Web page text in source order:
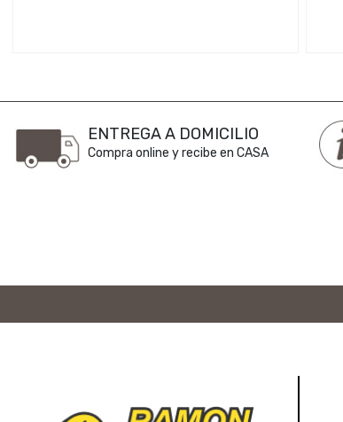
ENTREGA A DOMICILIO
Compra online y recibe en CASA